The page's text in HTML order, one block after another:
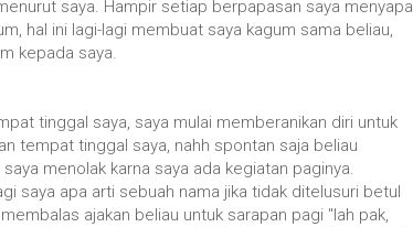
saya. Hampir setiap berpapasan saya menyapa
hal ini lagi-lagi membuat saya kagum sama beliau,
kepada saya.
tinggal saya, saya mulai memberanikan diri untuk
tempat tinggal saya, nahh spontan saja beliau
menolak karna saya ada kegiatan paginya.
saya apa arti sebuah nama jika tidak ditelusuri betul
ajakan beliau untuk sarapan pagi "lah pak,